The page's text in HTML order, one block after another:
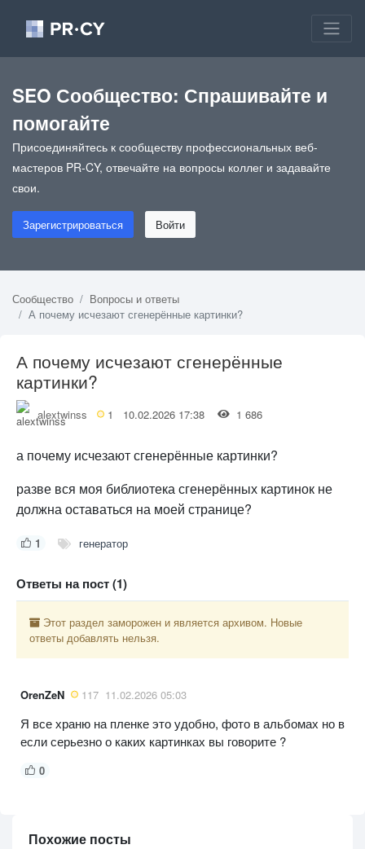
SEO Сообщество: Спрашивайте и
помогайте
Присоединяйтесь к сообществу профессиональных веб-
мастеров PR-CY, отвечайте на вопросы коллег и задавайте
свои.
Зарегистрироваться Войти
Сообщество
Вопросы и ответы
А почему исчезают сгенерённые картинки?
А почему исчезают сгенерённые
картинки?
alextwinss 1 10.02.2026 17:38 1 686
а почему исчезают сгенерённые картинки?
разве вся моя библиотека сгенерённых картинок не
должна оставаться на моей странице?
1 генератор
Ответы на пост (1)
Этот раздел заморожен и является архивом. Новые
ответы добавлять нельзя.
OrenZeN 117 11.02.2026 05:03
Я все храню на пленке это удобно, фото в альбомах но в
если серьезно о каких картинках вы говорите ?
0
Похожие посты